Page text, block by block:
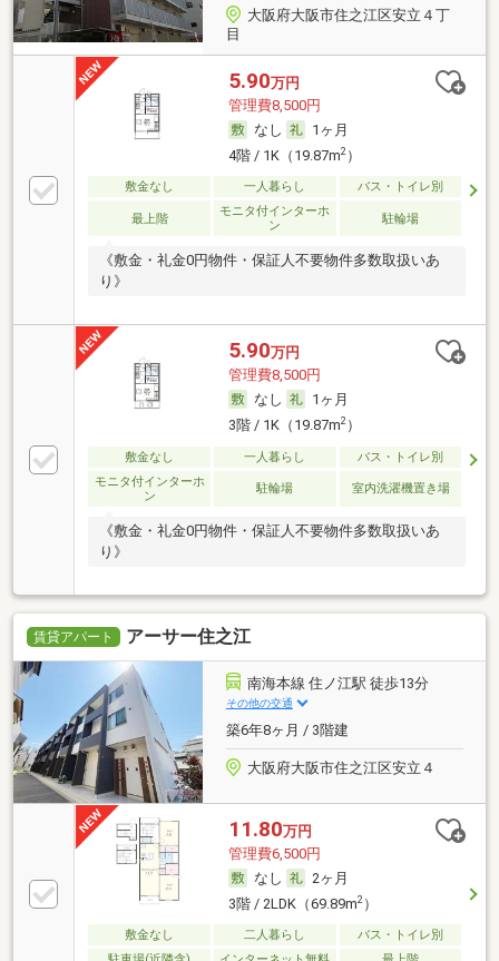
大阪府大阪市住之江区安立４丁
目
5.90万円
管理費8,500円
なし
1ヶ月
4階 / 1K（19.87m2）
敷金なし 一人暮らし バス・トイレ別
最上階
モニタ付インターホ
ン
駐輪場
《敷金・礼金0円物件・保証人不要物件多数取扱いあ
り》
5.90万円
管理費8,500円
なし
1ヶ月
3階 / 1K（19.87m2）
敷金なし 一人暮らし
バス・トイレ別
モニタ付インターホ
ン
駐輪場 室内洗濯機置き場
《敷金・礼金0円物件・保証人不要物件多数取扱いあ
り》
賃貸アパート アーサー住之江
南海本線 住ノ江駅 徒歩13分
その他の交通
築6年8ヶ月 / 3階建
大阪府大阪市住之江区安立４
11.80万円
管理費6,500円
なし
2ヶ月
3階 / 2LDK（69.89m2）
敷金なし 二人暮らし
バス・トイレ別